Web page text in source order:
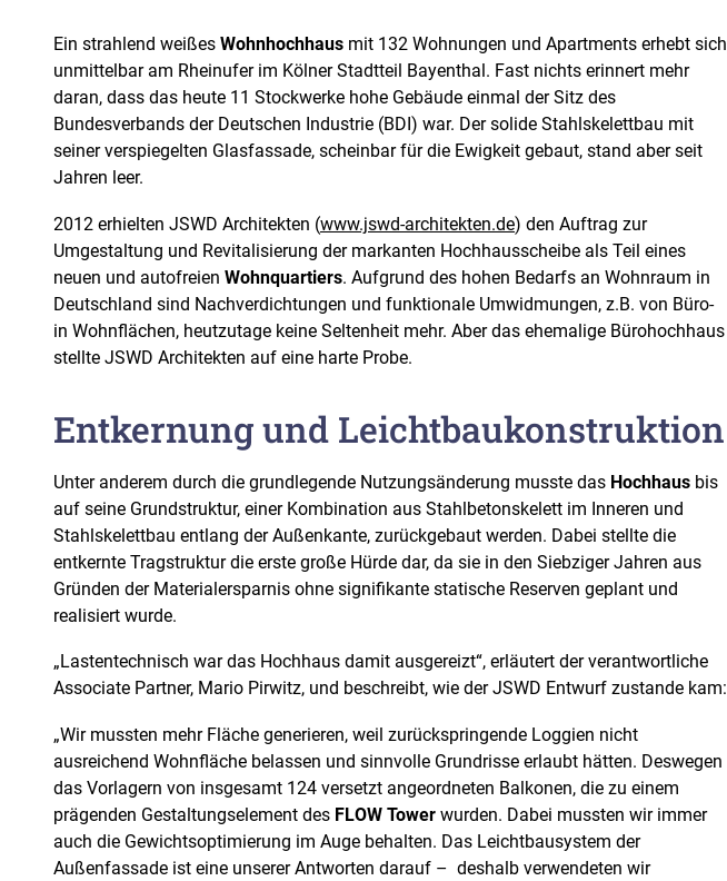
Ein strahlend weißes Wohnhochhaus mit 132 Wohnungen und Apartments erhebt sich
unmittelbar am Rheinufer im Kölner Stadtteil Bayenthal. Fast nichts erinnert mehr
daran, dass das heute 11 Stockwerke hohe Gebäude einmal der Sitz des
Bundesverbands der Deutschen Industrie (BDI) war. Der solide Stahlskelettbau mit
seiner verspiegelten Glasfassade, scheinbar für die Ewigkeit gebaut, stand aber seit
Jahren leer.
2012 erhielten JSWD Architekten (www.jswd-architekten.de) den Auftrag zur
Umgestaltung und Revitalisierung der markanten Hochhausscheibe als Teil eines
neuen und autofreien Wohnquartiers. Aufgrund des hohen Bedarfs an Wohnraum in
Deutschland sind Nachverdichtungen und funktionale Umwidmungen, z.B. von Büro-
in Wohnflächen, heutzutage keine Seltenheit mehr. Aber das ehemalige Bürohochhaus
stellte JSWD Architekten auf eine harte Probe.
Entkernung und Leichtbaukonstruktion
Unter anderem durch die grundlegende Nutzungsänderung musste das Hochhaus bis
auf seine Grundstruktur, einer Kombination aus Stahlbetonskelett im Inneren und
Stahlskelettbau entlang der Außenkante, zurückgebaut werden. Dabei stellte die
entkernte Tragstruktur die erste große Hürde dar, da sie in den Siebziger Jahren aus
Gründen der Materialersparnis ohne signifikante statische Reserven geplant und
realisiert wurde.
„Lastentechnisch war das Hochhaus damit ausgereizt“, erläutert der verantwortliche
Associate Partner, Mario Pirwitz, und beschreibt, wie der JSWD Entwurf zustande kam:
„Wir mussten mehr Fläche generieren, weil zurückspringende Loggien nicht
ausreichend Wohnfläche belassen und sinnvolle Grundrisse erlaubt hätten. Deswegen
das Vorlagern von insgesamt 124 versetzt angeordneten Balkonen, die zu einem
prägenden Gestaltungselement des FLOW Tower wurden. Dabei mussten wir immer
auch die Gewichtsoptimierung im Auge behalten. Das Leichtbausystem der
Außenfassade ist eine unserer Antworten darauf – deshalb verwendeten wir